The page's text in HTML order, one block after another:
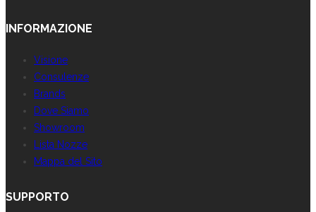
INFORMAZIONE
Visione
Consulenze
Brands
Dove Siamo
Showroom
Lista Nozze
Mappa del Sito
SUPPORTO